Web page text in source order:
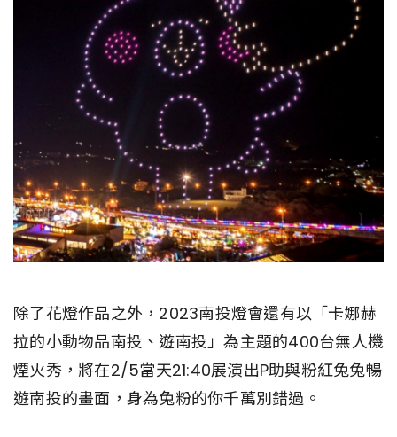
除了花燈作品之外，2023南投燈會還有以「卡娜赫
拉的小動物品南投、遊南投」為主題的400台無人機
煙火秀，將在2/5當天21:40展演出P助與粉紅兔兔暢
遊南投的畫面，身為兔粉的你千萬別錯過。